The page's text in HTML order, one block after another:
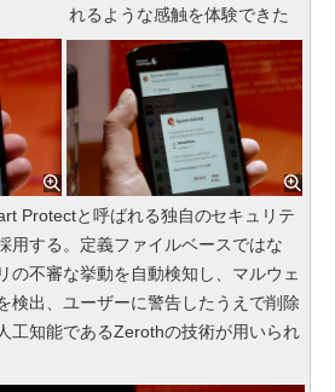
れるような感触を体験できた
Protectと呼ばれる独自のセキュリテ
用する。定義ファイルベースではな
の不審な挙動を自動検知し、マルウェ
検出、ユーザーに警告したうえで削除
工知能であるZerothの技術が用いられ